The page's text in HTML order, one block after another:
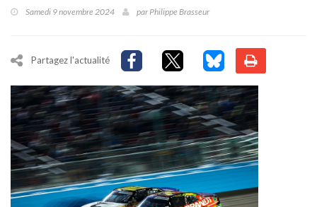
Samedi 9 novembre 2024 parPhilippe Brasseur
Partagez l'actualité